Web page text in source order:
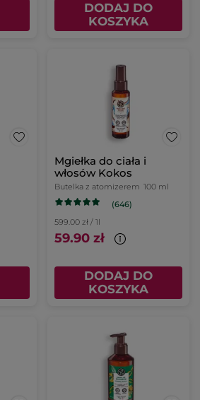
DODAJ DO
KOSZYKA
Mgiełka do ciała i
włosów Kokos
Butelka z atomizerem 100 ml
(646)
599.00 zł / 1l
59.90 zł
DODAJ DO
KOSZYKA